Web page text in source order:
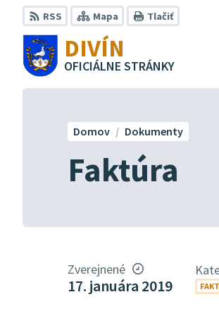
Preskočiť
na
obsah
RSS Mapa Tlačiť
DIVÍN
OFICIÁLNE STRÁNKY
Faktúra
Domov Dokumenty
Zverejnené
17. januára 2019